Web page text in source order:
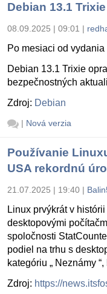
Debian 13.1 Trixie
08.09.2025 | 09:01 |
Po mesiaci od
Debian 13.1 Trixie
bezpečnostných
Zdroj: Debian
| Nová verzia
Používanie
USA rekordnú
21.07.2025 | 19:40 |
Linux prvýkrát v
desktopovými
spoločnosti
podiel na trhu s
kategóriu „ Neznámy
Zdroj: https://